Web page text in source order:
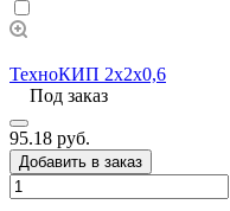
ТехноКИП 2х2х0,6
Под заказ
95.18 руб.
Добавить в заказ